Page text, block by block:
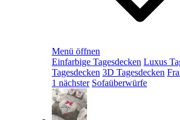
Menü öffnen
Einfarbige Tagesdecken Luxus
Tagesdecken 3D Tagesdecken
1 nächster Sofaüberwürfe